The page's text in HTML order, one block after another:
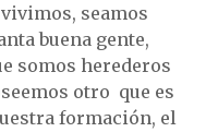
seamos
buena gente,
somos herederos
otro que es
formación, el